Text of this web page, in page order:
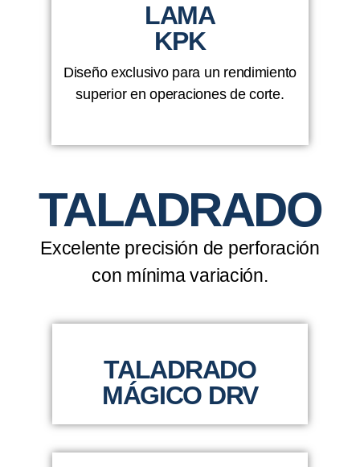
LAMA
KPK
Diseño exclusivo para un rendimiento
superior en operaciones de corte.
TALADRADO
Excelente precisión de perforación
con mínima variación.
TALADRADO
MÁGICO DRV